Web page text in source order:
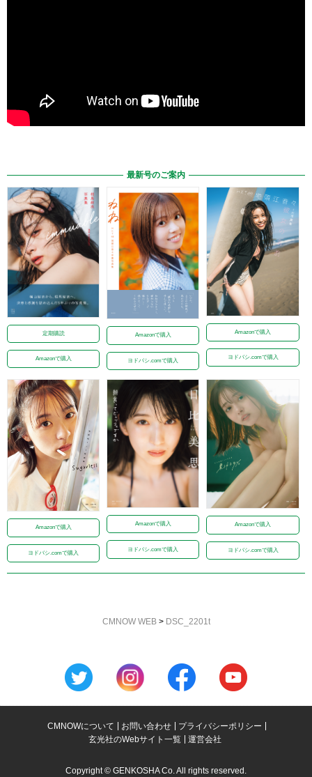
最新号のご案内
定期購読
Amazonで購入
Amazonで購入
ヨドバシ.comで購入
Amazonで購入
ヨドバシ.comで購入
Amazonで購入
ヨドバシ.comで購入
Amazonで購入
ヨドバシ.comで購入
Amazonで購入
ヨドバシ.comで購入
CMNOW WEB> DSC_2201t
CMNOWについて お問い合わせ
プライバシーポリシー
玄光社のWebサイト一覧
運営会社
Copyright © GENKOSHA Co. All rights reserved.